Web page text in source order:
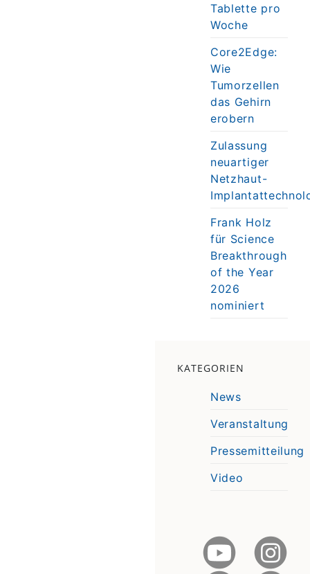
Tablette pro
Woche
Core2Edge:
Wie
Tumorzellen
das Gehirn
erobern
Zulassung
neuartiger
Netzhaut-
Frank Holz
für Science
Breakthrough
of the Year
2026
nominiert
KATEGORIEN
News
Veranstaltung
Pressemitteilung
Video